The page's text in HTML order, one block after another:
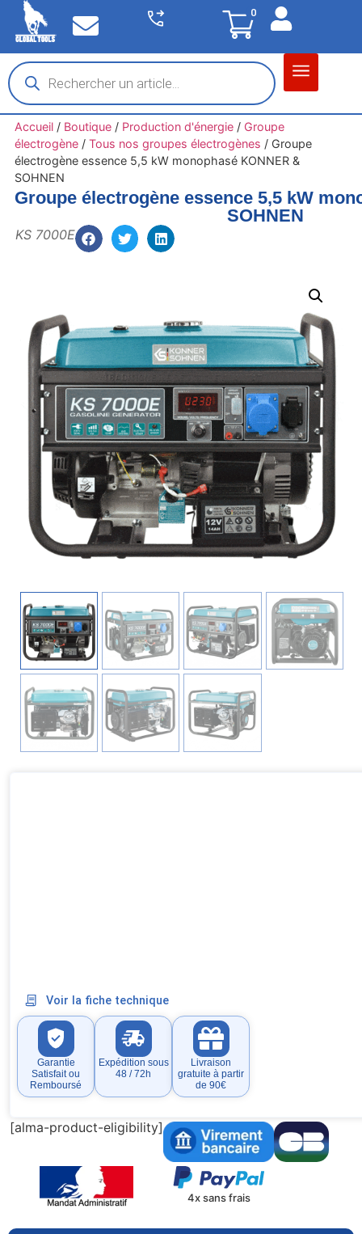
0
Accueil/ Boutique/ Production d'énergie/ Groupe
électrogène/ Tous nos groupes électrogènes / Groupe
électrogène essence 5,5 kW monophasé KONNER &
SOHNEN
Groupe électrogène essence 5,5 kW
SOHNEN
KS 7000E
Voir la fiche technique
Garantie
Satisfait ou
Remboursé
Expédition sous
48 / 72h
Livraison
gratuite à partir
de 90€
[alma-product-eligibility]
4x sans frais